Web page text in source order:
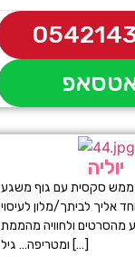
יוליה
ממש סקסית עם גוף משגע
אליך לביתך/מלון לעיסוי
מהסרטים ולחוויה מהממת
ומטריפה… גיל […]